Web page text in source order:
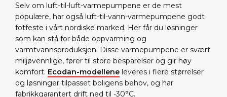
Selv om luft-til-luft-varmepumpene er de mest
populære, har også luft-til-vann-varmepumpene godt
fotfeste i vårt nordiske marked. Her får du løsninger
som kan stå for både oppvarming og
varmtvannsproduksjon. Disse varmepumpene er svært
miljøvennlige, fører til store besparelser og gir høy
komfort. Ecodan-modellene leveres i flere størrelser
og løsninger tilpasset boligens behov, og har
fabrikkgarantert drift ned til -30°C.